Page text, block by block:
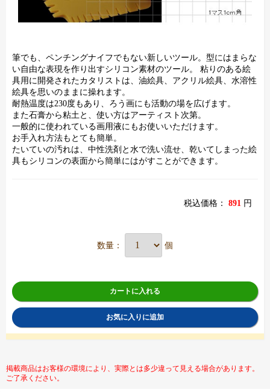
筆でも、ペンチングナイフでもない新しいツール。型にはまらな
い自由な表現を作り出すシリコン素材のツール。 粘りのある絵
具用に開発されたカタリストは、油絵具、アクリル絵具、水溶性
絵具を思いのままに操れます。
耐熱温度は230度もあり、ろう画にも活動の場を広げます。
また石膏から粘土と、使い方はアーティスト次第。
一般的に使われている画用液にもお使いいただけます。
お手入れ方法もとても簡単。
たいていの汚れは、中性洗剤と水で洗い流せ、乾いてしまった絵
具もシリコンの表面から簡単にはがすことができます。
税込価格： 891 円
数量： 個
カートに入れる
お気に入りに追加
掲載商品はお客様の環境により、実際とは多少違って見える場合があります。
ご了承ください。